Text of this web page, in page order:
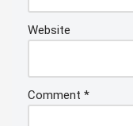
Website
Comment *